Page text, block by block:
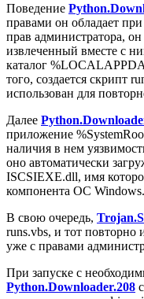
Поведение
правами он обладает
прав администратора,
извлеченный вместе с
каталог
того, создается скрипт
использован для
Далее
приложение
наличия в нем
оно автоматически
ISCSIEXE.dll, имя
компонента ОС Windows.
В свою очередь,
runs.vbs, и тот повторно
уже с правами
При запуске с
Python.Downloader.208